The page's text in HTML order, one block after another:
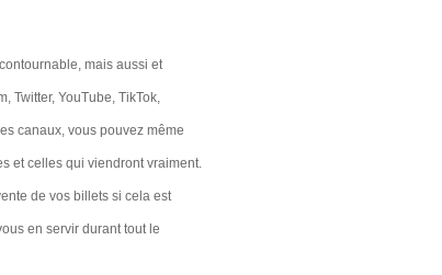
mais aussi et
Twitter, YouTube, TikTok,
canaux, vous pouvez même
et celles qui viendront vraiment.
de vos billets si cela est
en servir durant tout le